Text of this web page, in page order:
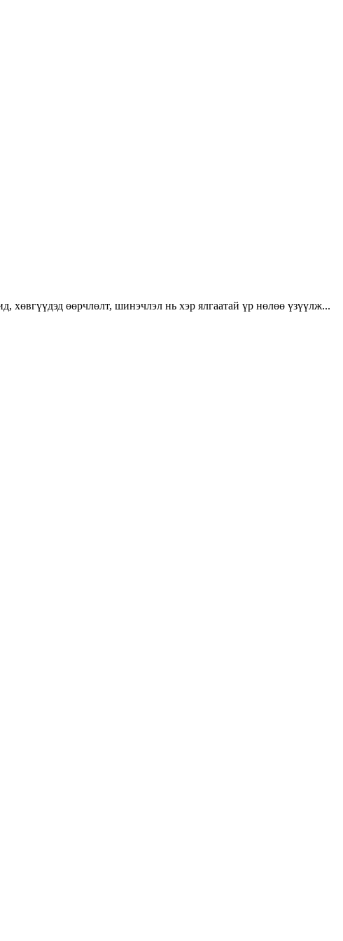
өөрчлөлт, шинэчлэл нь хэр ялгаатай үр нөлөө үзүүлж...